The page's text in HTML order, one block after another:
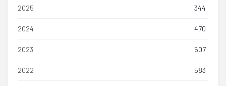
2025 344
2024 470
2023 507
2022 583